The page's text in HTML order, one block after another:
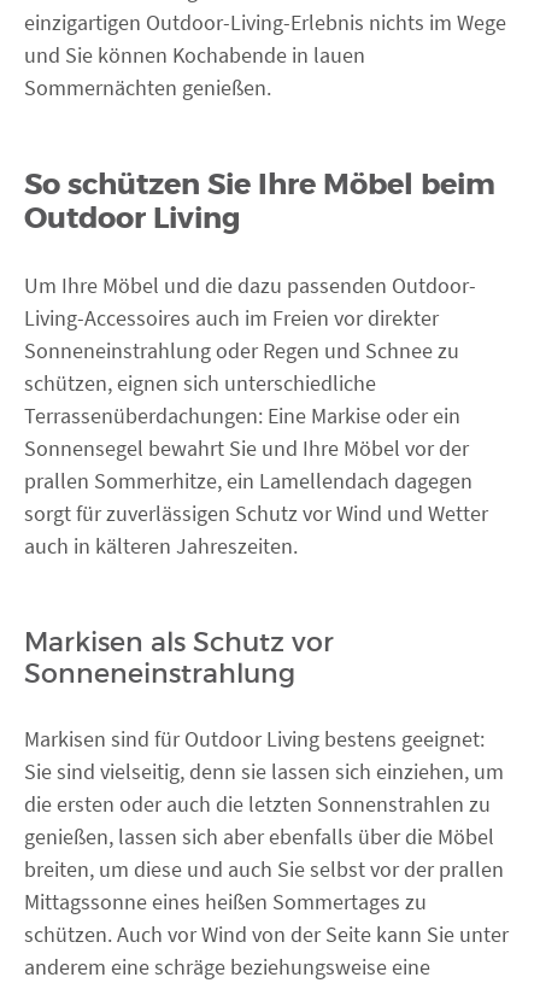
einzigartigen Outdoor-Living-Erlebnis nichts im Wege
und Sie können Kochabende in lauen
Sommernächten genießen.
So schützen Sie Ihre Möbel beim
Outdoor Living
Um Ihre Möbel und die dazu passenden Outdoor-
Living-Accessoires auch im Freien vor direkter
Sonneneinstrahlung oder Regen und Schnee zu
schützen, eignen sich unterschiedliche
Terrassenüberdachungen: Eine Markise oder ein
Sonnensegel bewahrt Sie und Ihre Möbel vor der
prallen Sommerhitze, ein Lamellendach dagegen
sorgt für zuverlässigen Schutz vor Wind und Wetter
auch in kälteren Jahreszeiten.
Markisen als Schutz vor
Sonneneinstrahlung
Markisen sind für Outdoor Living bestens geeignet:
Sie sind vielseitig, denn sie lassen sich einziehen, um
die ersten oder auch die letzten Sonnenstrahlen zu
genießen, lassen sich aber ebenfalls über die Möbel
breiten, um diese und auch Sie selbst vor der prallen
Mittagssonne eines heißen Sommertages zu
schützen. Auch vor Wind von der Seite kann Sie unter
anderem eine schräge beziehungsweise eine